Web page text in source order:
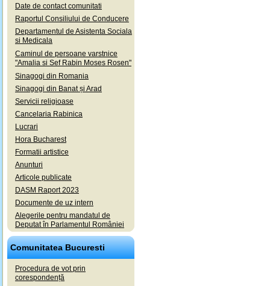
Date de contact comunitati
Raportul Consiliului de Conducere
Departamentul de Asistenta Sociala
si Medicala
Caminul de persoane varstnice
"Amalia si Sef Rabin Moses Rosen"
Sinagogi din Romania
Sinagogi din Banat și Arad
Servicii religioase
Cancelaria Rabinica
Lucrari
Hora Bucharest
Formatii artistice
Anunturi
Articole publicate
DASM Raport 2023
Documente de uz intern
Alegerile pentru mandatul de
Deputat în Parlamentul României
Comunitatea Bucuresti
Procedura de vot prin
corespondență